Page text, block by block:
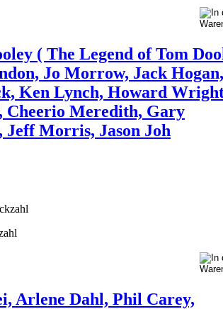
( The Legend of Tom
Jo Morrow, Jack Hogan,
Ken Lynch, Howard
Cheerio Meredith, Gary
Jeff Morris, Jason Joh
Arlene Dahl, Phil Carey,